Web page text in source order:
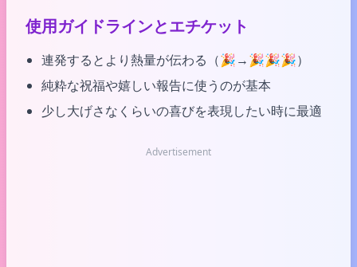
使用ガイドラインとエチケット
連発するとより熱量が伝わる（🎉→🎉🎉🎉）
純粋な祝福や嬉しい報告に使うのが基本
少し大げさなくらいの喜びを表現したい時に最適
Advertisement